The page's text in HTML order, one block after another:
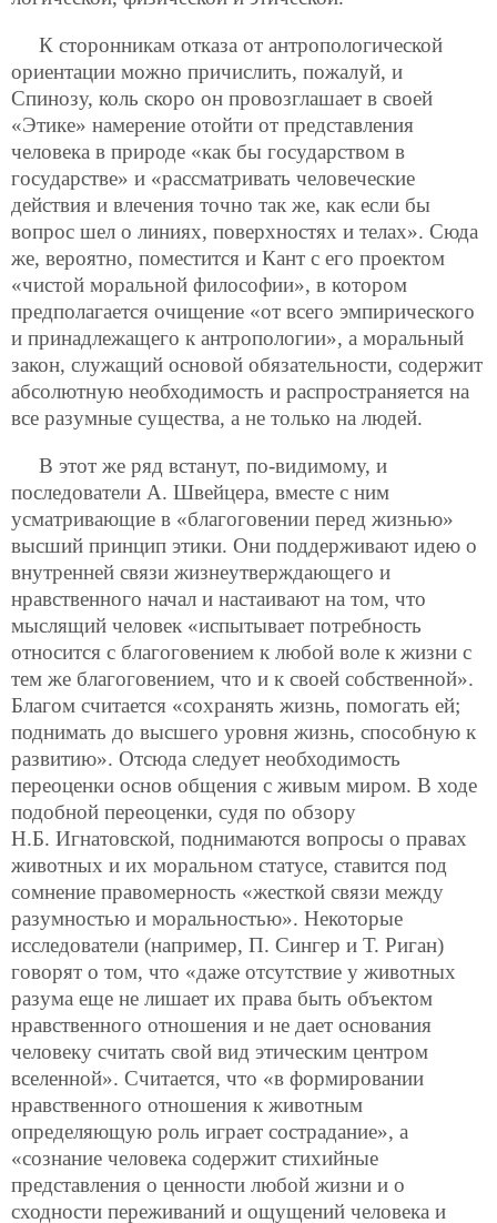
К сторонникам отказа от антропологической
ориентации можно причислить, пожалуй, и
Спинозу, коль скоро он провозглашает в своей
«Этике» намерение отойти от представления
человека в природе «как бы государством в
государстве» и «рассматривать человеческие
действия и влечения точно так же, как если бы
вопрос шел о линиях, поверхностях и телах». Сюда
же, вероятно, поместится и Кант с его проектом
«чистой моральной философии», в котором
предполагается очищение «от всего эмпирического
и принадлежащего к антропологии», а моральный
закон, служащий основой обязательности, содержит
абсолютную необходимость и распространяется на
все разумные существа, а не только на людей.
В этот же ряд встанут, по-видимому, и
последователи А. Швейцера, вместе с ним
усматривающие в «благоговении перед жизнью»
высший принцип этики. Они поддерживают идею о
внутренней связи жизнеутверждающего и
нравственного начал и настаивают на том, что
мыслящий человек «испытывает потребность
относится с благоговением к любой воле к жизни с
тем же благоговением, что и к своей собственной».
Благом считается «сохранять жизнь, помогать ей;
поднимать до высшего уровня жизнь, способную к
развитию». Отсюда следует необходимость
переоценки основ общения с живым миром. В ходе
подобной переоценки, судя по обзору
Н.Б. Игнатовской, поднимаются вопросы о правах
животных и их моральном статусе, ставится под
сомнение правомерность «жесткой связи между
разумностью и моральностью». Некоторые
исследователи (например, П. Сингер и Т. Риган)
говорят о том, что «даже отсутствие у животных
разума еще не лишает их права быть объектом
нравственного отношения и не дает основания
человеку считать свой вид этическим центром
вселенной». Считается, что «в формировании
нравственного отношения к животным
определяющую роль играет сострадание», а
«сознание человека содержит стихийные
представления о ценности любой жизни и о
сходности переживаний и ощущений человека и